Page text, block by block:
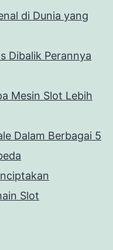
di Dunia yang
Dibalik Perannya
Mesin Slot Lebih
Dalam Berbagai 5
Slot